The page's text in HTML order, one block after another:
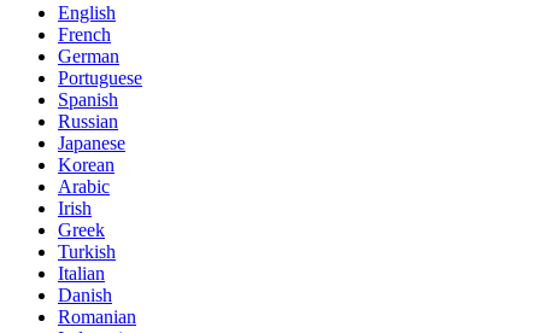
English
French
German
Portuguese
Spanish
Russian
Japanese
Korean
Arabic
Irish
Greek
Turkish
Italian
Danish
Romanian